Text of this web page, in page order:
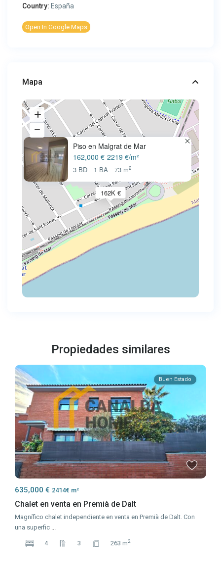
Country: España
Open In Google Maps
Mapa
162K €
Piso en Malgrat de Mar
162,000 € 2219 €/m²
3 BD 1 BA 73 m2
Propiedades similares
Buen Estado
635,000 € 2414€ m²
Chalet en venta en Premià de Dalt
Magnífico chalet independiente en venta en Premià de Dalt. Con
una superfic ...
4 3 263 m2